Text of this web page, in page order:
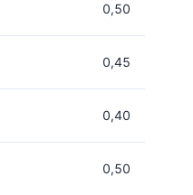
0,50
0,45
0,40
0,50